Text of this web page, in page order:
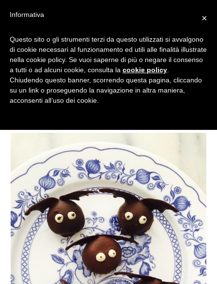
RICETTA DOLCE PER
HALLOWEEN: I
PIPISTRELLI AL
CIOCCOLATO
×
Informativa
Questo sito o gli strumenti terzi da questo utilizzati si avvalgono
di cookie necessari al funzionamento ed utili alle finalità illustrate
nella cookie policy. Se vuoi saperne di più o negare il consenso
a tutti o ad alcuni cookie, consulta la cookie policy
Chiudendo questo banner, scorrendo questa pagina, cliccando
su un link o proseguendo la navigazione in altra maniera,
acconsenti all’uso dei cookie.